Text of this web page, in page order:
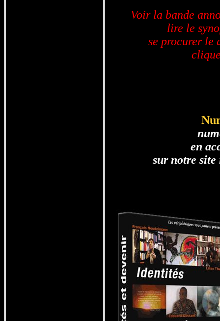
Voir la bande
lire le
se procurer le
en
sur notre